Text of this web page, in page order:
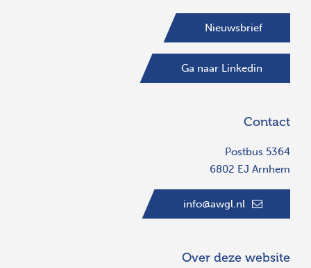
Nieuwsbrief
Ga naar Linkedin
Contact
Postbus 5364
6802 EJ Arnhem
info@awgl.nl
Over deze website